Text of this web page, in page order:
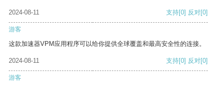
2024-08-11 支持[0] 反对[0]
游客
这款加速器VPM应用程序可以给你提供全球覆盖和最高安全性的连接。
2024-08-11 支持[0] 反对[0]
游客